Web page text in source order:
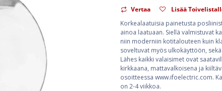
Vertaa
Lisää
Korkealaatuisia painetusta
ainoa laatuaan. Siellä valmistuvat
niin moderniin kotitalouteen kuin
soveltuvat myös ulkokäyttöön,
Lähes kaikki valaisimet ovat
kirkkaana, mattavalkoisena ja
osoitteessa www.ifoelectric.com.
on 2-4 viikkoa.